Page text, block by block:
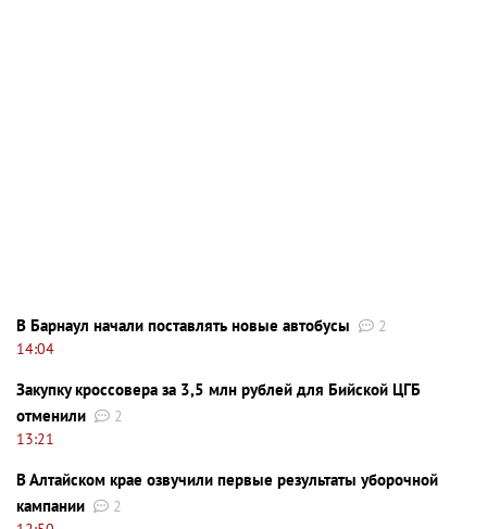
В Барнаул начали поставлять новые автобусы
2
14:04
Закупку кроссовера за 3,5 млн рублей для Бийской ЦГБ
отменили
2
13:21
В Алтайском крае озвучили первые результаты уборочной
кампании
2